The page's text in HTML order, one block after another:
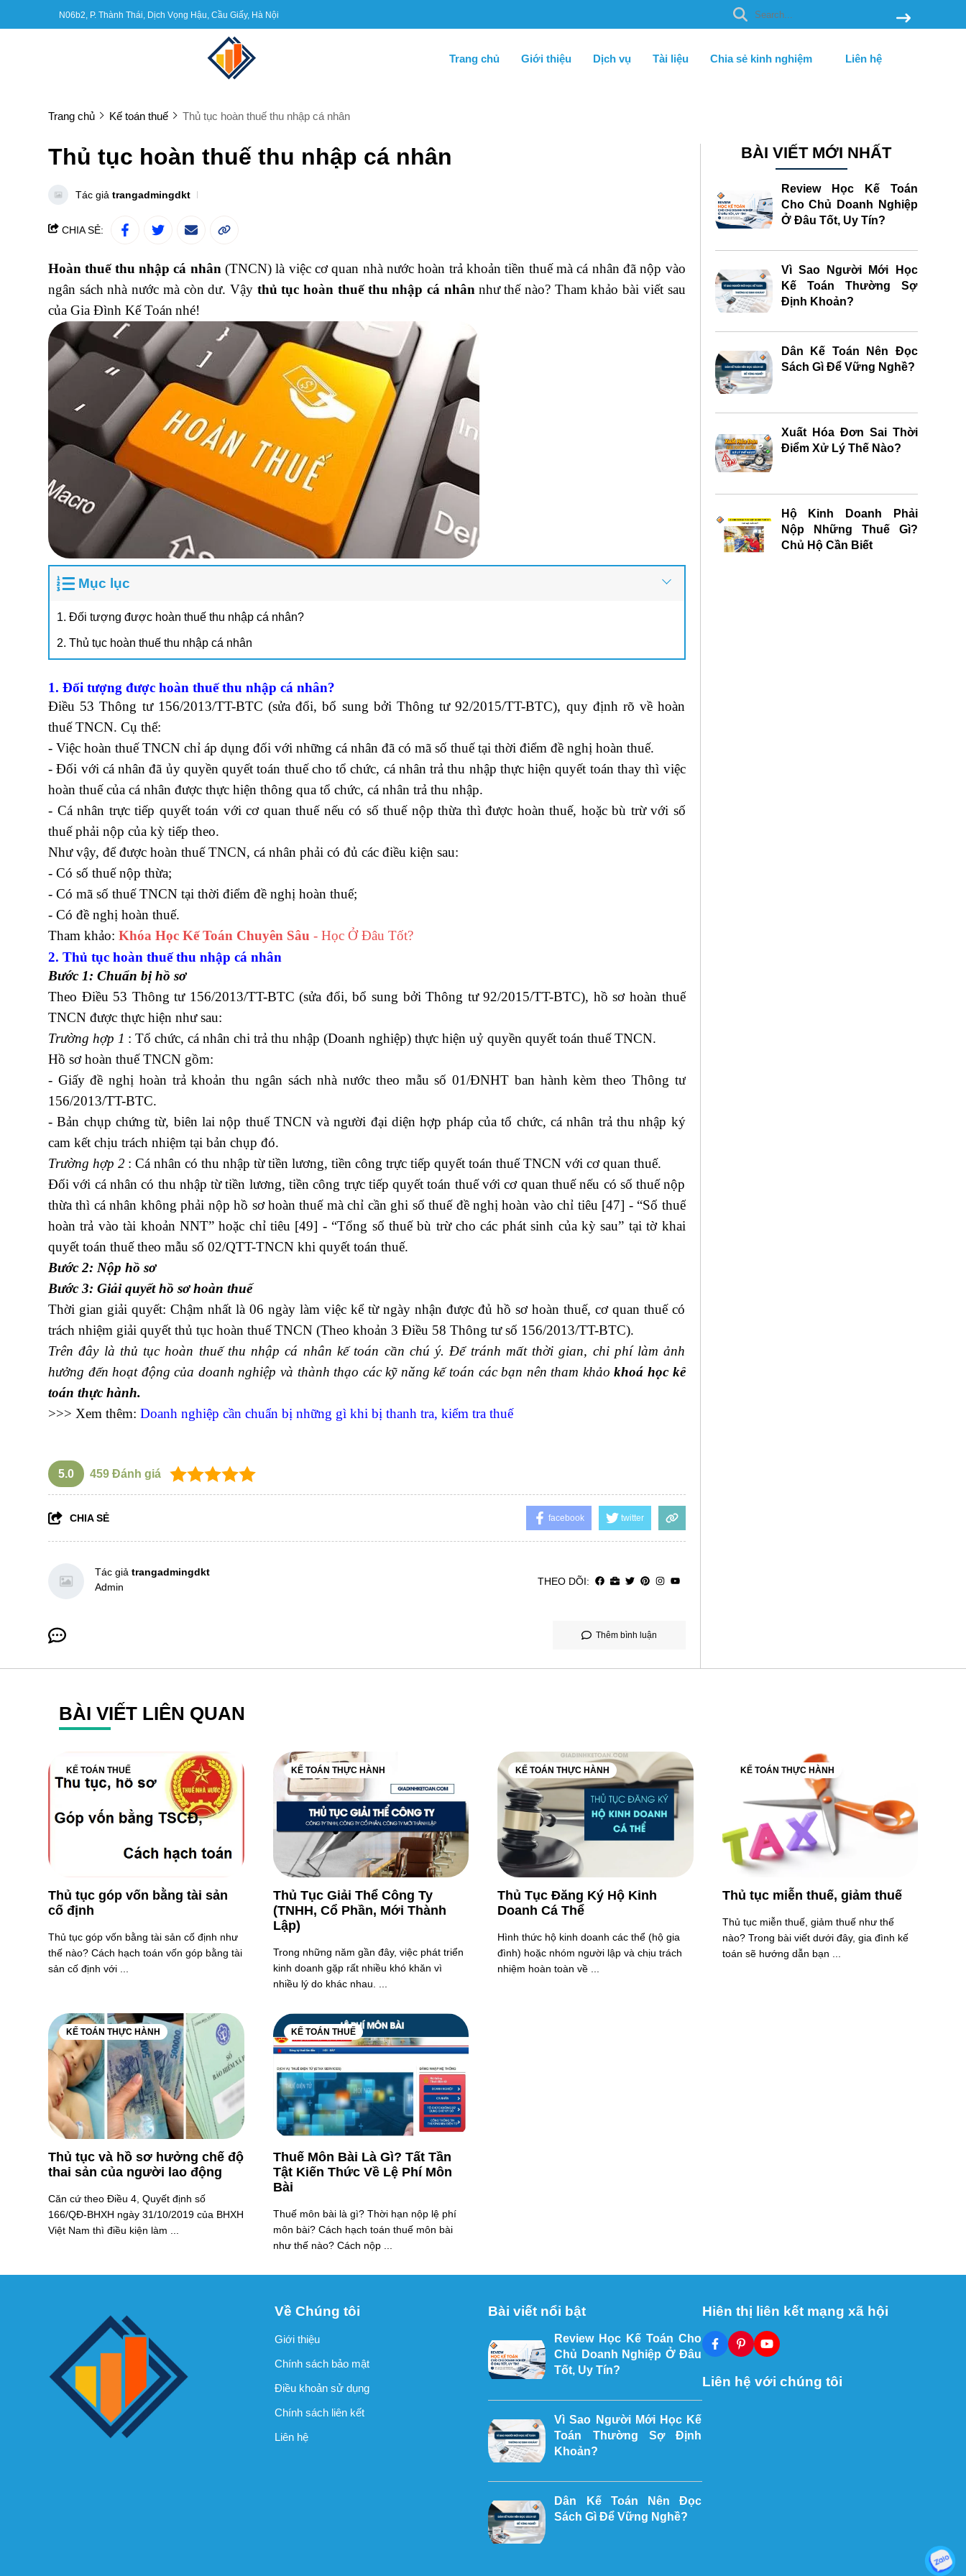
N06b2, P. Thành Thái, Dịch Vọng Hậu, Cầu Giấy, Hà Nội
Trang chủ Giới thiệu Dịch vụ Tài liệu Chia sẻ kinh nghiệm Liên hệ
Trang chủ Kế toán thuế Thủ tục hoàn thuế thu nhập cá nhân
Thủ tục hoàn thuế thu nhập cá nhân
Tác giả trangadmingdkt
CHIA SẺ:
Hoàn thuế thu nhập cá nhân (TNCN) là việc cơ quan nhà nước hoàn trả khoản tiền thuế mà cá nhân đã nộp vào
ngân sách nhà nước mà còn dư. Vậy thủ tục hoàn thuế thu nhập cá nhân như thế nào? Tham khảo bài viết sau
của Gia Đình Kế Toán nhé!
Mục lục
1. Đối tượng được hoàn thuế thu nhập cá nhân?
2. Thủ tục hoàn thuế thu nhập cá nhân
1. Đối tượng được hoàn thuế thu nhập cá nhân?
Điều 53 Thông tư 156/2013/TT-BTC (sửa đổi, bổ sung bởi Thông tư 92/2015/TT-BTC), quy định rõ về hoàn
thuế TNCN. Cụ thể:
- Việc hoàn thuế TNCN chỉ áp dụng đối với những cá nhân đã có mã số thuế tại thời điểm đề nghị hoàn thuế.
- Đối với cá nhân đã ủy quyền quyết toán thuế cho tổ chức, cá nhân trả thu nhập thực hiện quyết toán thay thì việc
hoàn thuế của cá nhân được thực hiện thông qua tổ chức, cá nhân trả thu nhập.
- Cá nhân trực tiếp quyết toán với cơ quan thuế nếu có số thuế nộp thừa thì được hoàn thuế, hoặc bù trừ với số
thuế phải nộp của kỳ tiếp theo.
Như vậy, để được hoàn thuế TNCN, cá nhân phải có đủ các điều kiện sau:
- Có số thuế nộp thừa;
- Có mã số thuế TNCN tại thời điểm đề nghị hoàn thuế;
- Có đề nghị hoàn thuế.
Tham khảo: Khóa Học Kế Toán Chuyên Sâu - Học Ở Đâu Tốt?
2. Thủ tục hoàn thuế thu nhập cá nhân
Bước 1: Chuẩn bị hồ sơ
Theo Điều 53 Thông tư 156/2013/TT-BTC (sửa đổi, bổ sung bởi Thông tư 92/2015/TT-BTC), hồ sơ hoàn thuế
TNCN được thực hiện như sau:
Trường hợp 1 : Tổ chức, cá nhân chi trả thu nhập (Doanh nghiệp) thực hiện uỷ quyền quyết toán thuế TNCN.
Hồ sơ hoàn thuế TNCN gồm:
- Giấy đề nghị hoàn trả khoản thu ngân sách nhà nước theo mẫu số 01/ĐNHT ban hành kèm theo Thông tư
156/2013/TT-BTC.
- Bản chụp chứng từ, biên lai nộp thuế TNCN và người đại diện hợp pháp của tổ chức, cá nhân trả thu nhập ký
cam kết chịu trách nhiệm tại bản chụp đó.
Trường hợp 2 : Cá nhân có thu nhập từ tiền lương, tiền công trực tiếp quyết toán thuế TNCN với cơ quan thuế.
Đối với cá nhân có thu nhập từ tiền lương, tiền công trực tiếp quyết toán thuế với cơ quan thuế nếu có số thuế nộp
thừa thì cá nhân không phải nộp hồ sơ hoàn thuế mà chỉ cần ghi số thuế đề nghị hoàn vào chỉ tiêu [47] - “Số thuế
hoàn trả vào tài khoản NNT” hoặc chỉ tiêu [49] - “Tổng số thuế bù trừ cho các phát sinh của kỳ sau” tại tờ khai
quyết toán thuế theo mẫu số 02/QTT-TNCN khi quyết toán thuế.
Bước 2: Nộp hồ sơ
Bước 3: Giải quyết hồ sơ hoàn thuế
Thời gian giải quyết: Chậm nhất là 06 ngày làm việc kể từ ngày nhận được đủ hồ sơ hoàn thuế, cơ quan thuế có
trách nhiệm giải quyết thủ tục hoàn thuế TNCN (Theo khoản 3 Điều 58 Thông tư số 156/2013/TT-BTC).
Trên đây là thủ tục hoàn thuế thu nhập cá nhân kế toán cần chú ý. Để tránh mất thời gian, chi phí làm ảnh
hưởng đến hoạt động của doanh nghiệp và thành thạo các kỹ năng kế toán các bạn nên tham khảokhoá học kế
toán thực hành.
>>> Xem thêm: Doanh nghiệp cần chuẩn bị những gì khi bị thanh tra, kiểm tra thuế
5.0 459 Đánh giá
CHIA SẺ facebook twitter
Tác giả trangadmingdkt
Admin
THEO DÕI:
Thêm bình luận
BÀI VIẾT MỚI NHẤT
Review Học Kế Toán
Cho Chủ Doanh Nghiệp
Ở Đâu Tốt, Uy Tín?
Vì Sao Người Mới Học
Kế Toán Thường Sợ
Định Khoản?
Dân Kế Toán Nên Đọc
Sách Gì Để Vững Nghề?
Xuất Hóa Đơn Sai Thời
Điểm Xử Lý Thế Nào?
Hộ Kinh Doanh Phải
Nộp Những Thuế Gì?
Chủ Hộ Cần Biết
BÀI VIẾT LIÊN QUAN
KẾ TOÁN THUẾ
Thủ tục góp vốn bằng tài sản
cố định
Thủ tục góp vốn bằng tài sản cố định như
thế nào? Cách hạch toán vốn góp bằng tài
sản cố định với ...
KẾ TOÁN THỰC HÀNH
Thủ Tục Giải Thể Công Ty
(TNHH, Cổ Phần, Mới Thành
Lập)
Trong những năm gần đây, việc phát triển
kinh doanh gặp rất nhiều khó khăn vì
nhiều lý do khác nhau. ...
KẾ TOÁN THỰC HÀNH
Thủ Tục Đăng Ký Hộ Kinh
Doanh Cá Thể
Hình thức hộ kinh doanh các thể (hộ gia
đình) hoặc nhóm người lập và chịu trách
nhiệm hoàn toàn về ...
KẾ TOÁN THỰC HÀNH
Thủ tục miễn thuế, giảm thuế
Thủ tục miễn thuế, giảm thuế như thế
nào? Trong bài viết dưới đây, gia đình kế
toán sẽ hướng dẫn bạn ...
KẾ TOÁN THỰC HÀNH
Thủ tục và hồ sơ hưởng chế độ
thai sản của người lao động
Căn cứ theo Điều 4, Quyết định số
166/QĐ-BHXH ngày 31/10/2019 của BHXH
Việt Nam thì điều kiện làm ...
KẾ TOÁN THUẾ
Thuế Môn Bài Là Gì? Tất Tần
Tật Kiến Thức Về Lệ Phí Môn
Bài
Thuế môn bài là gì? Thời hạn nộp lệ phí
môn bài? Cách hạch toán thuế môn bài
như thế nào? Cách nộp ...
Về Chúng tôi
Giới thiệu
Chính sách bảo mật
Điều khoản sử dụng
Chính sách liên kết
Liên hệ
Bài viết nổi bật
Review Học Kế Toán Cho
Chủ Doanh Nghiệp Ở Đâu
Tốt, Uy Tín?
Vì Sao Người Mới Học Kế
Toán Thường Sợ Định
Khoản?
Dân Kế Toán Nên Đọc
Sách Gì Để Vững Nghề?
Hiên thị liên kết mạng xã hội
Liên hệ với chúng tôi